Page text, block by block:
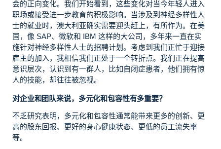
会的正向变化。我们开始看到，这些变化对当今年轻人进入
职场或接受进一步教育的积极影响。当涉及到神经多样性人
士的就业时，澳大利亚确实需要迎头赶上，有所作为。在美
国，像 SAP、微软和 IBM 这样的大公司，多年来一直在实
施针对神经多样性人士的招聘计划。考虑到我们正忙于迎接
雇主的加入，我相信我们正处于一个转折点。我们正在提高
意识层次，认识到有一群人，比如自闭症患者，他们拥有惊
人的技能，却往往被忽视。
对企业和团队来说，多元化和包容性有多重要？
不乏研究表明，多元化和包容性通常能带来更多的创新、更
高的股东回报、更好的身心健康状态、更低的员工流失率
等。